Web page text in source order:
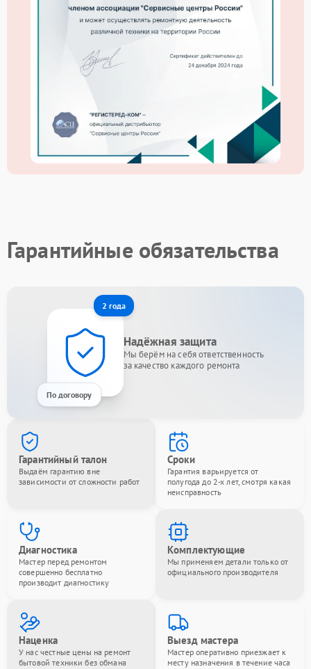
Гарантийные обязательства
2 года
По договору
Надёжная защита
Мы берём на себя ответственность
за качество каждого ремонта
Гарантийный талон
Выдаём гарантию вне
зависимости от сложности работ
Сроки
Гарантия варьируется от
полугода до 2-х лет, смотря какая
неисправность
Диагностика
Мастер перед ремонтом
совершенно бесплатно
производит диагностику
Комплектующие
Мы применяем детали только от
официального производителя
Наценка
У нас честные цены на ремонт
бытовой техники без обмана
Выезд мастера
Мастер оперативно приезжает к
месту назначения в течение часа